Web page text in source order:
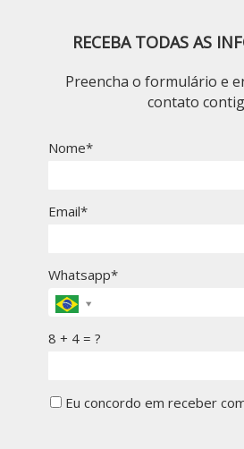
RECEBA TODAS AS
Preencha o formulário e
contato
Nome*
Email*
Whatsapp*
8 + 4 = ?
Eu concordo em receber